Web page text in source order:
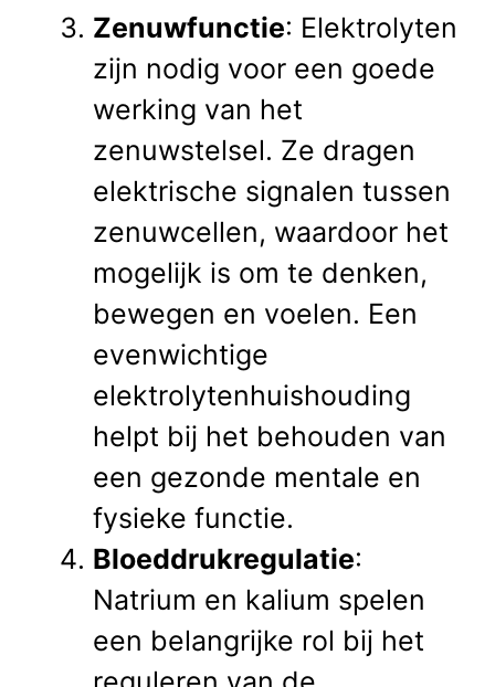
Zenuwfunctie: Elektrolyten
zijn nodig voor een goede
werking van het
zenuwstelsel. Ze dragen
elektrische signalen tussen
zenuwcellen, waardoor het
mogelijk is om te denken,
bewegen en voelen. Een
evenwichtige
elektrolytenhuishouding
helpt bij het behouden van
een gezonde mentale en
fysieke functie.
Bloeddrukregulatie:
Natrium en kalium spelen
een belangrijke rol bij het